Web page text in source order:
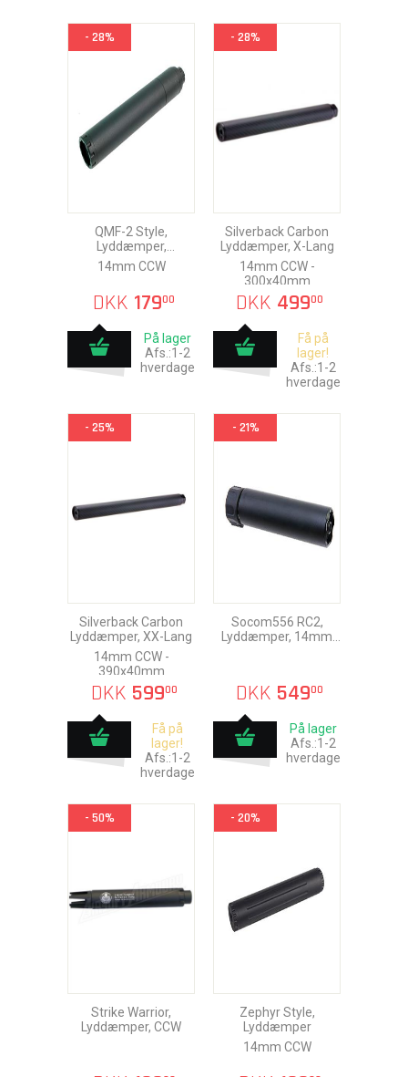
- 28%
QMF-2 Style,
Lyddæmper,
210x35mm
14mm CCW
DKK 17900
På lager
Afs.:1-2
hverdage
- 28%
Silverback Carbon
Lyddæmper, X-Lang
14mm CCW -
300x40mm
DKK 49900
Få på
lager!
Afs.:1-2
hverdage
- 25%
Silverback Carbon
Lyddæmper, XX-Lang
14mm CCW -
390x40mm
DKK 59900
Få på
lager!
Afs.:1-2
hverdage
- 21%
Socom556 RC2,
Lyddæmper, 14mm
DKK 54900
På lager
Afs.:1-2
hverdage
- 50%
Strike Warrior,
Lyddæmper, CCW
- 20%
Zephyr Style,
Lyddæmper
14mm CCW